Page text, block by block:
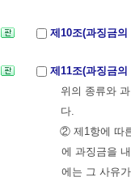
제10조(과징금
제11조(과징금
위의 종류와
다.
② 제1항에 따
에 과징금을
에는 그 사유